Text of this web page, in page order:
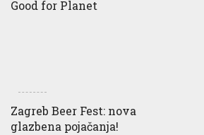
Good for Planet
Zagreb Beer Fest: nova
glazbena pojačanja!